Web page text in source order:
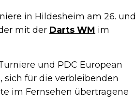
in Hildesheim am 26. und
mit der Darts WM im
und PDC European
sich für die verbleibenden
im Fernsehen übertragene